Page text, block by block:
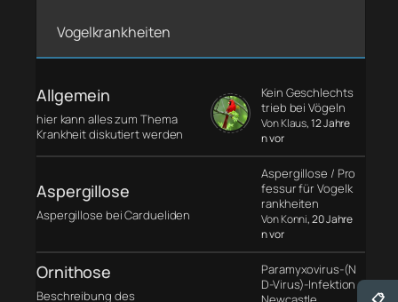
Vogelkrankheiten
Allgemein
hier kann alles zum Thema
Krankheit diskutiert werden
Kein Geschlechts
trieb bei Vögeln
Von Klaus, 12 Jahre
n vor
Aspergillose
Aspergillose bei Cardueliden
Aspergillose / Pro
fessur für Vogelk
rankheiten
Von Konni, 20 Jahre
n vor
Ornithose
Beschreibung des
Paramyxovirus-(N
D-Virus)-Infektion
📋